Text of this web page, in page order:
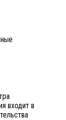
входит в